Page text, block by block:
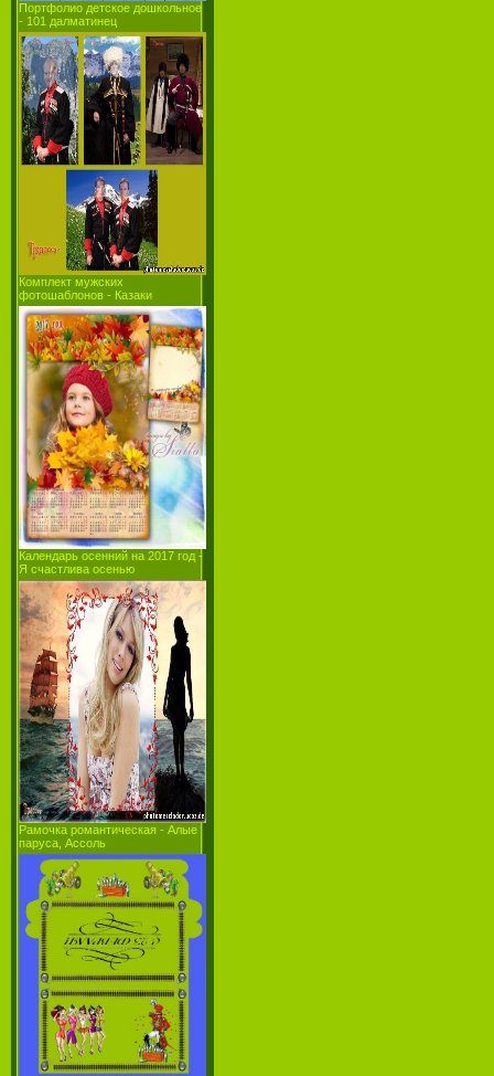
Портфолио детское дошкольное
- 101 далматинец
Комплект мужских
фотошаблонов - Казаки
Календарь осенний на 2017 год -
Я счастлива осенью
Рамочка романтическая - Алые
паруса, Ассоль